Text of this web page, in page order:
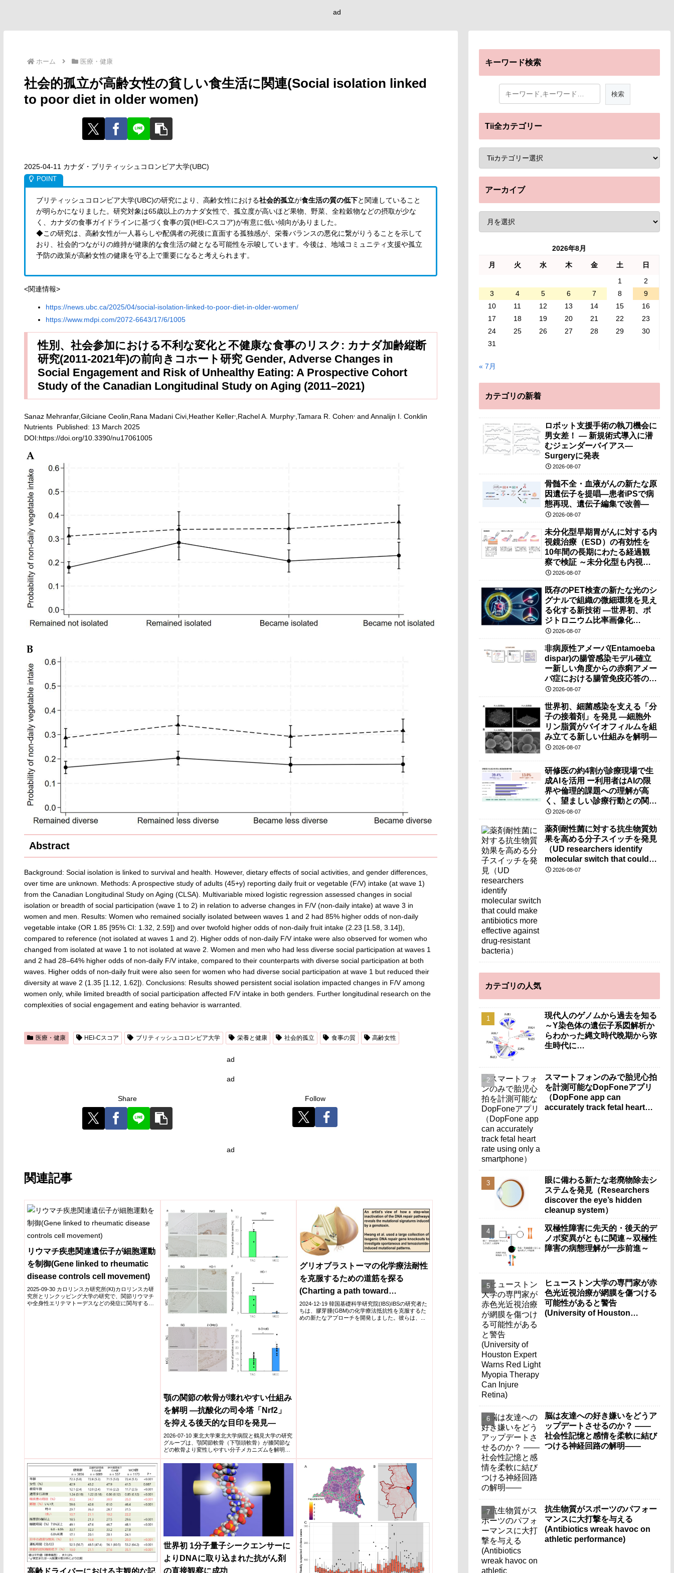
ad
ホーム 医療・健康
社会的孤立が高齢女性の貧しい食生活に関連(Social isolation linked
to poor diet in older women)
2025-04-11 カナダ・ブリティッシュコロンビア大学(UBC)
ブリティッシュコロンビア大学(UBC)の研究により、高齢女性における社会的孤立が食生活の質の低下と関連していること
が明らかになりました。研究対象は65歳以上のカナダ女性で、孤立度が高いほど果物、野菜、全粒穀物などの摂取が少な
く、カナダの食事ガイドラインに基づく食事の質(HEI-Cスコア)が有意に低い傾向がありました。
◆この研究は、高齢女性が一人暮らしや配偶者の死後に直面する孤独感が、栄養バランスの悪化に繋がりうることを示して
おり、社会的つながりの維持が健康的な食生活の鍵となる可能性を示唆しています。今後は、地域コミュニティ支援や孤立
予防の政策が高齢女性の健康を守る上で重要になると考えられます。
<関連情報>
https://news.ubc.ca/2025/04/social-isolation-linked-to-poor-diet-in-older-women/
https://www.mdpi.com/2072-6643/17/6/1005
性別、社会参加における不利な変化と不健康な食事のリスク: カナダ加齢縦断
研究(2011-2021年)の前向きコホート研究 Gender, Adverse Changes in
Social Engagement and Risk of Unhealthy Eating: A Prospective Cohort
Study of the Canadian Longitudinal Study on Aging (2011–2021)
Sanaz Mehranfar,Gilciane Ceolin,Rana Madani Civi,Heather Keller,Rachel A. Murphy,Tamara R. Cohen and Annalijn I. Conklin
Nutrients Published: 13 March 2025
DOI:https://doi.org/10.3390/nu17061005
Abstract
Background: Social isolation is linked to survival and health. However, dietary effects of social activities, and gender differences,
over time are unknown. Methods: A prospective study of adults (45+y) reporting daily fruit or vegetable (F/V) intake (at wave 1)
from the Canadian Longitudinal Study on Aging (CLSA). Multivariable mixed logistic regression assessed changes in social
isolation or breadth of social participation (wave 1 to 2) in relation to adverse changes in F/V (non-daily intake) at wave 3 in
women and men. Results: Women who remained socially isolated between waves 1 and 2 had 85% higher odds of non-daily
vegetable intake (OR 1.85 [95% CI: 1.32, 2.59]) and over twofold higher odds of non-daily fruit intake (2.23 [1.58, 3.14]),
compared to reference (not isolated at waves 1 and 2). Higher odds of non-daily F/V intake were also observed for women who
changed from isolated at wave 1 to not isolated at wave 2. Women and men who had less diverse social participation at waves 1
and 2 had 28–64% higher odds of non-daily F/V intake, compared to their counterparts with diverse social participation at both
waves. Higher odds of non-daily fruit were also seen for women who had diverse social participation at wave 1 but reduced their
diversity at wave 2 (1.35 [1.12, 1.62]). Conclusions: Results showed persistent social isolation impacted changes in F/V among
women only, while limited breadth of social participation affected F/V intake in both genders. Further longitudinal research on the
complexities of social engagement and eating behavior is warranted.
医療・健康 HEI-Cスコア ブリティッシュコロンビア大学 栄養と健康 社会的孤立 食事の質 高齢女性
ad
ad
Share Follow
ad
関連記事
リウマチ疾患関連遺伝子が細胞運動
を制御(Gene linked to rheumatic
disease controls cell movement)
2025-09-30 カロリンスカ研究所(KI)カロリンスカ研
究所とリンクッピング大学の研究で、関節リウマチ
や全身性エリテマトーデスなどの発症に関与する遺
顎の関節の軟骨が壊れやすい仕組み
を解明 ―抗酸化の司令塔「Nrf2」
を抑える後天的な目印を発見―
2026-07-10 東北大学東北大学病院と鶴見大学の研究
グループは、顎関節軟骨（下顎頭軟骨）が膝関節な
どの軟骨より変性しやすい分子メカニズムを解明し
た。マウス...
グリオブラストーマの化学療法耐性
を克服するための道筋を探る
(Charting a path toward
overcoming glioblastoma
resistance to chemotherapy)
2024-12-19 韓国基礎科学研究院(IBS)IBSの研究者た
ちは、膠芽腫(GBM)の化学療法抵抗性を克服するた
めの新たなアプローチを開発しました。彼らは、...
高齢ドライバーにおける主観的な記
世界初 1分子量子シークエンサーに
よりDNAに取り込まれた抗がん剤
の直接観察に成功
キーワード検索
Tii全カテゴリー
アーカイブ
2026年8月
月 火 水 木 金 土
日
1
2
3
4 5 6 7 8
9
10
11 12 13 14 15
16
17
18 19 20 21 22
23
24
25 26 27 28 29
30
31
« 7月
カテゴリの新着
ロボット支援手術の執刀機会に
男女差！ — 新規術式導入に潜
むジェンダーバイアス—
Surgeryに発表
2026-08-07
骨髄不全・血液がんの新たな原
因遺伝子を提唱―患者iPSで病
態再現、遺伝子編集で改善―
2026-08-07
未分化型早期胃がんに対する内
視鏡治療（ESD）の有効性を
10年間の長期にわたる経過観
察で検証 ～未分化型も内視鏡
治療で胃の温存が可能～
2026-08-07
既存のPET検査の新たな光のシ
グナルで組織の微細環境を見え
る化する新技術 ―世界初、ポ
ジトロニウム比率画像化
（PRI）の原理検証に成功―
2026-08-07
非病原性アメーバ(Entamoeba
dispar)の腸管感染モデル確立
ー新しい角度からの赤痢アメー
バ症における腸管免疫応答の理
解に期待ー
2026-08-07
世界初、細菌感染を支える「分
子の接着剤」を発見 ―細胞外
リン脂質がバイオフィルムを組
み立てる新しい仕組みを解明―
2026-08-07
研修医の約4割が診療現場で生
成AIを活用 ー利用者はAIの限
界や倫理的課題への理解が高
く、望ましい診療行動との関連
も確認ー
2026-08-07
薬剤耐性菌に対する抗生物質効
果を高める分子スイッチを発見
（UD researchers identify
molecular switch that could
make antibiotics more
2026-08-07
カテゴリの人気
現代人のゲノムから過去を知る
～Y染色体の遺伝子系図解析か
らわかった縄文時代晩期から弥
生時代に…
スマートフォンのみで胎児心拍
を計測可能なDopFoneアプリ
（DopFone app can
accurately track fetal heart
眼に備わる新たな老廃物除去シ
ステムを発見（Researchers
discover the eye’s hidden
cleanup system）
双極性障害に先天的・後天的デ
ノボ変異がともに関連～双極性
障害の病態理解が一歩前進～
ヒューストン大学の専門家が赤
色光近視治療が網膜を傷つける
可能性があると警告
(University of Houston
脳は友達への好き嫌いをどうア
ップデートさせるのか？ ――
社会性記憶と感情を柔軟に結び
つける神経回路の解明――
抗生物質がスポーツのパフォー
マンスに大打撃を与える
(Antibiotics wreak havoc on
athletic performance)